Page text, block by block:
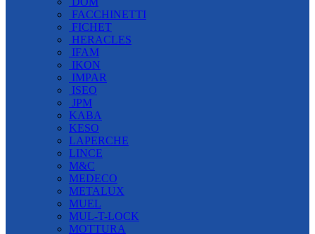
FACCHINETTI
FICHET
HERACLES
IFAM
IKON
IMPAR
ISEO
JPM
KABA
KESO
LAPERCHE
LINCE
M&C
MEDECO
METALUX
MUEL
MUL-T-LOCK
MOTTURA